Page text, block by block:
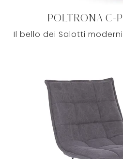
POLTRONA C-